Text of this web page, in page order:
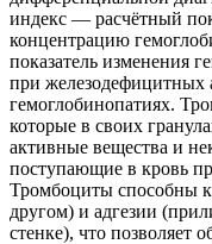
индекс — расчётный
концентрацию
показатель изменения
при железодефицитных
гемоглобинопатиях.
которые в своих
активные вещества и
поступающие в кровь
Тромбоциты способны к
другом) и адгезии
стенке), что позволяет